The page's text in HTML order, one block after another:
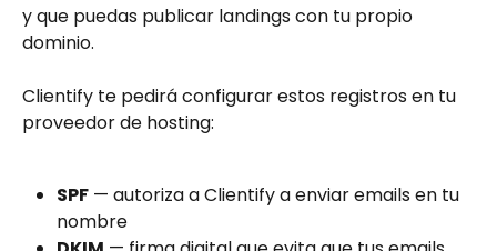
y que puedas publicar landings con tu propio
dominio.
Clientify te pedirá configurar estos registros en tu
proveedor de hosting:
SPF — autoriza a Clientify a enviar emails en tu
nombre